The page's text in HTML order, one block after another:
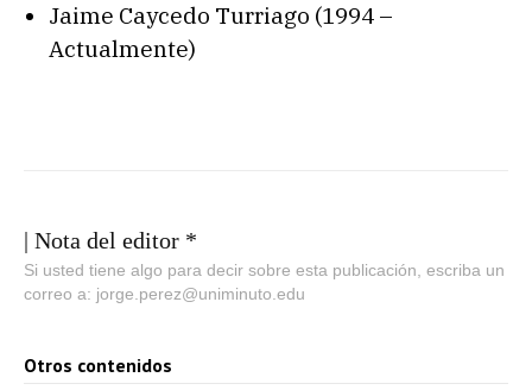
Jaime Caycedo Turriago (1994 –
Actualmente)
| Nota del editor *
Si usted tiene algo para decir sobre esta publicación, escriba un
correo a: jorge.perez@uniminuto.edu
Otros contenidos